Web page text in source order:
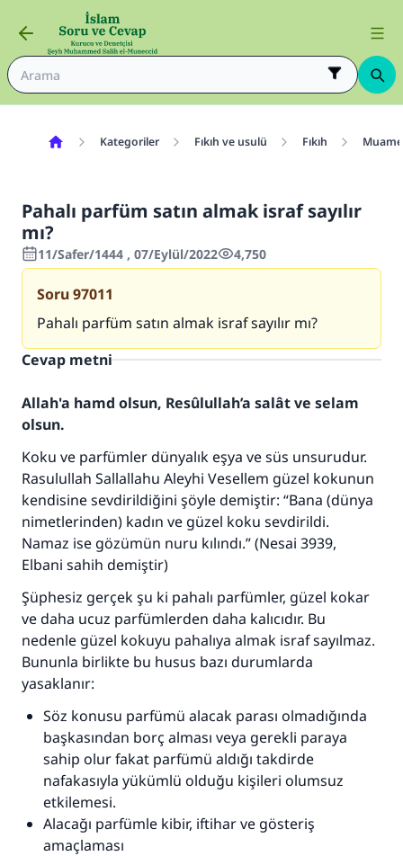
Kategoriler Fıkıh ve usulü Fıkıh
Pahalı parfüm satın almak israf sayılır
mı?
11/Safer/1444 , 07/Eylül/2022 4,750
Soru97011
Pahalı parfüm satın almak israf sayılır mı?
Cevap metni
Allah'a hamd olsun, Resûlullah’a salât ve selam
olsun.
Koku ve parfümler dünyalık eşya ve süs unsurudur.
Rasulullah Sallallahu Aleyhi Vesellem güzel kokunun
kendisine sevdirildiğini şöyle demiştir: “Bana (dünya
nimetlerinden) kadın ve güzel koku sevdirildi.
Namaz ise gözümün nuru kılındı.”(Nesai 3939,
Elbani sahih demiştir)
Şüphesiz gerçek şu ki pahalı parfümler, güzel kokar
ve daha ucuz parfümlerden daha kalıcıdır. Bu
nedenle güzel kokuyu pahalıya almak israf sayılmaz.
Bununla birlikte bu husus bazı durumlarda
yasaklanır:
Söz konusu parfümü alacak parası olmadığında
başkasından borç alması veya gerekli paraya
sahip olur fakat parfümü aldığı takdirde
nafakasıyla yükümlü olduğu kişileri olumsuz
etkilemesi.
Alacağı parfümle kibir, iftihar ve gösteriş
amaçlaması